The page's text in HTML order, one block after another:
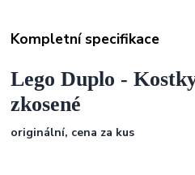
Kompletní specifikace
Lego Duplo -
zkosené
originální, cena za kus